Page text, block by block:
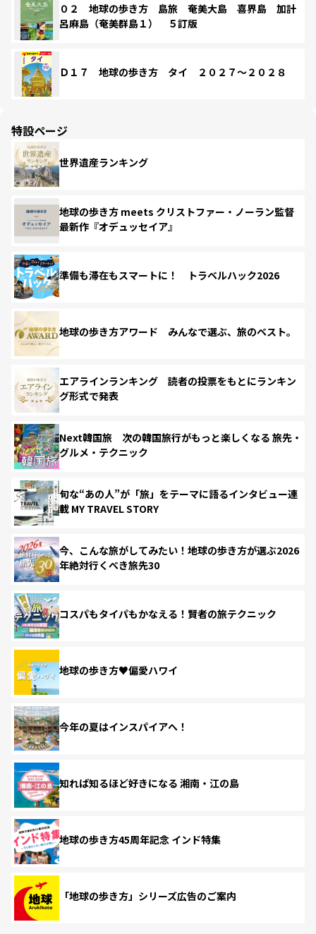
０２ 地球の歩き方 島旅 奄美大島 喜界島 加計
呂麻島（奄美群島１） ５訂版
Ｄ１７ 地球の歩き方 タイ ２０２７～２０２８
特設ページ
世界遺産ランキング
地球の歩き方 meets クリストファー・ノーラン監督
最新作『オデュッセイア』
準備も滞在もスマートに！ トラベルハック2026
地球の歩き方アワード みんなで選ぶ、旅のベスト。
エアラインランキング 読者の投票をもとにランキン
グ形式で発表
Next韓国旅 次の韓国旅行がもっと楽しくなる 旅先・
グルメ・テクニック
旬な“あの人”が「旅」をテーマに語るインタビュー連
載 MY TRAVEL STORY
今、こんな旅がしてみたい！地球の歩き方が選ぶ2026
年絶対行くべき旅先30
コスパもタイパもかなえる！賢者の旅テクニック
地球の歩き方♥偏愛ハワイ
今年の夏はインスパイアへ！
知れば知るほど好きになる 湘南・江の島
地球の歩き方45周年記念 インド特集
「地球の歩き方」シリーズ広告のご案内